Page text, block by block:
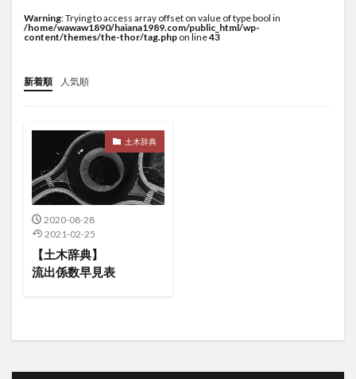
Warning: Trying to access array offset on value of type bool in
/home/wawaw1890/haiana1989.com/public_html/wp-
content/themes/the-thor/tag.php on line43
新着順 人気順
土木辞典
2020-08-28
2021-02-25
【土木辞典】
流出係数早見表